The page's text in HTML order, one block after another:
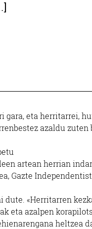
gara, eta herritarrei,
azaldu zuten
artean herrian
Gazte
«Herritarren
eta azalpen
heltzea